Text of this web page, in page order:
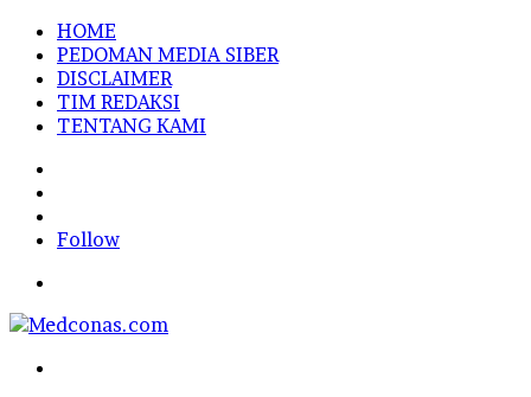
HOME
PEDOMAN MEDIA SIBER
DISCLAIMER
TIM REDAKSI
TENTANG KAMI
In
Follow